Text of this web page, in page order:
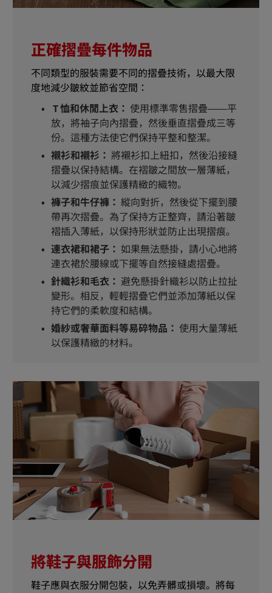
正確摺疊每件物品
不同類型的服裝需要不同的摺疊技術，以最大限
度地減少皺紋並節省空間：
T 恤和休閒上衣： 使用標準零售摺疊——平
放，將袖子向內摺疊，然後垂直摺疊成三等
份。這種方法使它們保持平整和整潔。
襯衫和襯衫： 將襯衫扣上紐扣，然後沿接縫
摺疊以保持結構。在褶皺之間放一層薄紙，
以減少摺痕並保護精緻的織物。
褲子和牛仔褲： 縱向對折，然後從下擺到腰
帶再次摺疊。為了保持方正整齊，請沿著皺
褶插入薄紙，以保持形狀並防止出現摺痕。
連衣裙和裙子： 如果無法懸掛，請小心地將
連衣裙於腰線或下擺等自然接縫處摺疊。
針織衫和毛衣： 避免懸掛針織衫以防止拉扯
變形。相反，輕輕摺疊它們並添加薄紙以保
持它們的柔軟度和結構。
婚紗或奢華面料等易碎物品： 使用大量薄紙
以保護精緻的材料。
將鞋子與服飾分開
鞋子應與衣服分開包裝，以免弄髒或損壞。將每